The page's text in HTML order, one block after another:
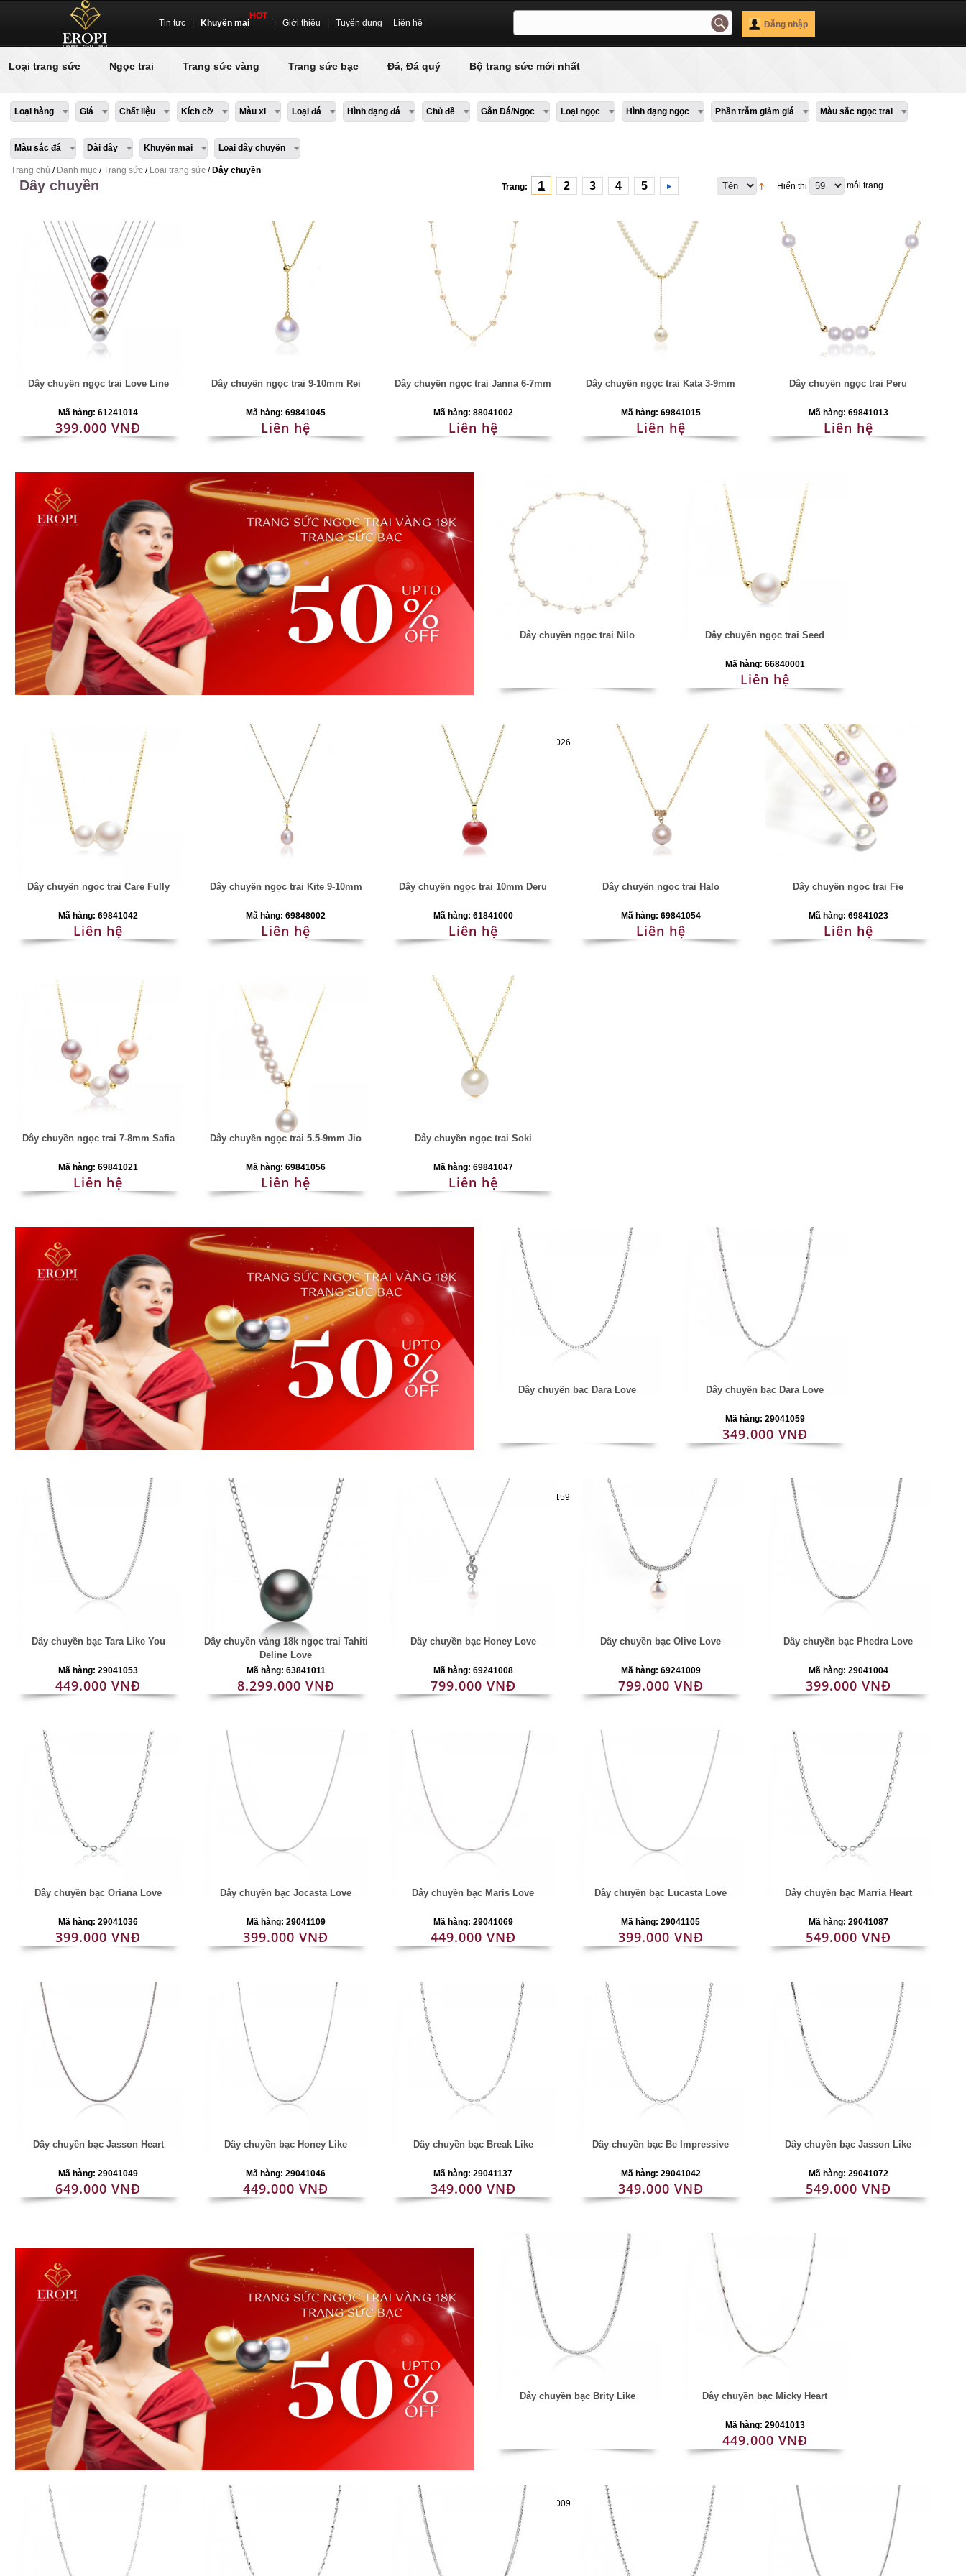
Tin tức Khuyến mại
HOT
Giới thiệu Tuyển dụng Liên hệ Đăng nhập
Loại trang sức Ngọc trai Trang sức vàng Trang sức bạc Đá, Đá quý Bộ trang sức mới nhất
Loại hàng Giá Chất liệu Kích cỡ Màu xi Loại đá Hình dạng đá Chủ đề Gắn Đá/Ngọc Loại ngọc Hình dạng ngọc Phần trăm giảm giá Màu sắc ngọc trai
Màu sắc đá Dài dây Khuyến mại Loại dây chuyền
Trang chủ / Danh mục /Trang sức / Loại trang sức / Dây chuyền
Dây chuyền Hiển thị mỗi trang
Trang: 1 2 3 4 5
Dây chuyền ngọc trai Love Line
Mã hàng: 61241014
399.000 VNĐ
Dây chuyền ngọc trai 9-10mm Rei
Mã hàng: 69841045
Liên hệ
Dây chuyền ngọc trai Janna 6-7mm
Mã hàng: 88041002
Liên hệ
Dây chuyền ngọc trai Kata 3-9mm
Mã hàng: 69841015
Liên hệ
Dây chuyền ngọc trai Peru
Mã hàng: 69841013
Liên hệ
Dây chuyền ngọc trai Nilo
Mã hàng:69841026
Dây chuyền ngọc trai Seed
Mã hàng: 66840001
Liên hệ
Dây chuyền ngọc trai Care Fully
Mã hàng: 69841042
Liên hệ
Dây chuyền ngọc trai Kite 9-10mm
Mã hàng: 69848002
Liên hệ
Dây chuyền ngọc trai 10mm Deru
Mã hàng: 61841000
Liên hệ
Dây chuyền ngọc trai Halo
Mã hàng: 69841054
Liên hệ
Dây chuyền ngọc trai Fie
Mã hàng: 69841023
Liên hệ
Dây chuyền ngọc trai 7-8mm Safia
Mã hàng: 69841021
Liên hệ
Dây chuyền ngọc trai 5.5-9mm Jio
Mã hàng: 69841056
Liên hệ
Dây chuyền ngọc trai Soki
Mã hàng: 69841047
Liên hệ
Dây chuyền bạc Dara Love
Mã hàng:29041159
Dây chuyền bạc Dara Love
Mã hàng: 29041059
349.000 VNĐ
Dây chuyền bạc Tara Like You
Mã hàng: 29041053
449.000 VNĐ
Dây chuyền vàng 18k ngọc trai Tahiti
Deline Love
Mã hàng: 63841011
8.299.000 VNĐ
Dây chuyền bạc Honey Love
Mã hàng: 69241008
799.000 VNĐ
Dây chuyền bạc Olive Love
Mã hàng: 69241009
799.000 VNĐ
Dây chuyền bạc Phedra Love
Mã hàng: 29041004
399.000 VNĐ
Dây chuyền bạc Oriana Love
Mã hàng: 29041036
399.000 VNĐ
Dây chuyền bạc Jocasta Love
Mã hàng: 29041109
399.000 VNĐ
Dây chuyền bạc Maris Love
Mã hàng: 29041069
449.000 VNĐ
Dây chuyền bạc Lucasta Love
Mã hàng: 29041105
399.000 VNĐ
Dây chuyền bạc Marria Heart
Mã hàng: 29041087
549.000 VNĐ
Dây chuyền bạc Jasson Heart
Mã hàng: 29041049
649.000 VNĐ
Dây chuyền bạc Honey Like
Mã hàng: 29041046
449.000 VNĐ
Dây chuyền bạc Break Like
Mã hàng: 29041137
349.000 VNĐ
Dây chuyền bạc Be Impressive
Mã hàng: 29041042
349.000 VNĐ
Dây chuyền bạc Jasson Like
Mã hàng: 29041072
549.000 VNĐ
Dây chuyền bạc Brity Like
Mã hàng:29041009
Dây chuyền bạc Micky Heart
Mã hàng: 29041013
449.000 VNĐ